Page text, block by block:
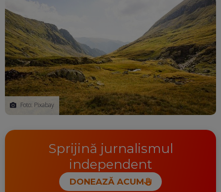
Foto: Pixabay
Sprijină jurnalismul
independent
DONEAZĂ ACUM